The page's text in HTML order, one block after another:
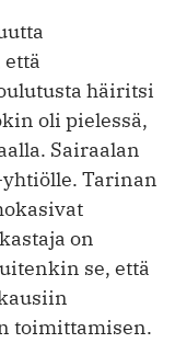
häiritsi
oli pielessä,
Sairaalan
Tarinan
on
se, että
toimittamisen.